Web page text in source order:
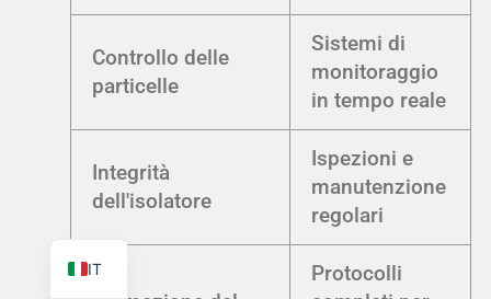
Controllo delle
particelle
Sistemi di
monitoraggio
in tempo reale
Integrità
dell'isolatore
Ispezioni e
manutenzione
regolari
Protocolli
IT
FR
KO
RU
RO
ES